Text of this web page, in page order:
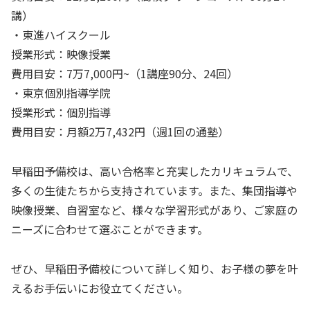
講）
・東進ハイスクール
授業形式：映像授業
費用目安：7万7,000円~（1講座90分、24回）
・東京個別指導学院
授業形式：個別指導
費用目安：月額2万7,432円（週1回の通塾）
早稲田予備校は、高い合格率と充実したカリキュラムで、
多くの生徒たちから支持されています。また、集団指導や
映像授業、自習室など、様々な学習形式があり、ご家庭の
ニーズに合わせて選ぶことができます。
ぜひ、早稲田予備校について詳しく知り、お子様の夢を叶
えるお手伝いにお役立てください。